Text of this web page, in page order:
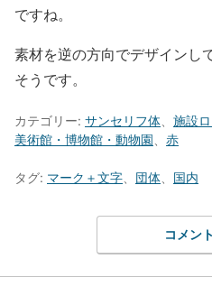
ですね。
素材を逆の方向でデザインし
そうです。
カテゴリー: サンセリフ体 施設
美術館・博物館・動物園
赤
タグ: マーク＋文字 団体 国内
コメン